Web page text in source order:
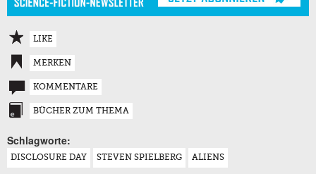
LIKE
MERKEN
KOMMENTARE
BÜCHER ZUM THEMA
Schlagworte:
DISCLOSURE DAY STEVEN SPIELBERG ALIENS